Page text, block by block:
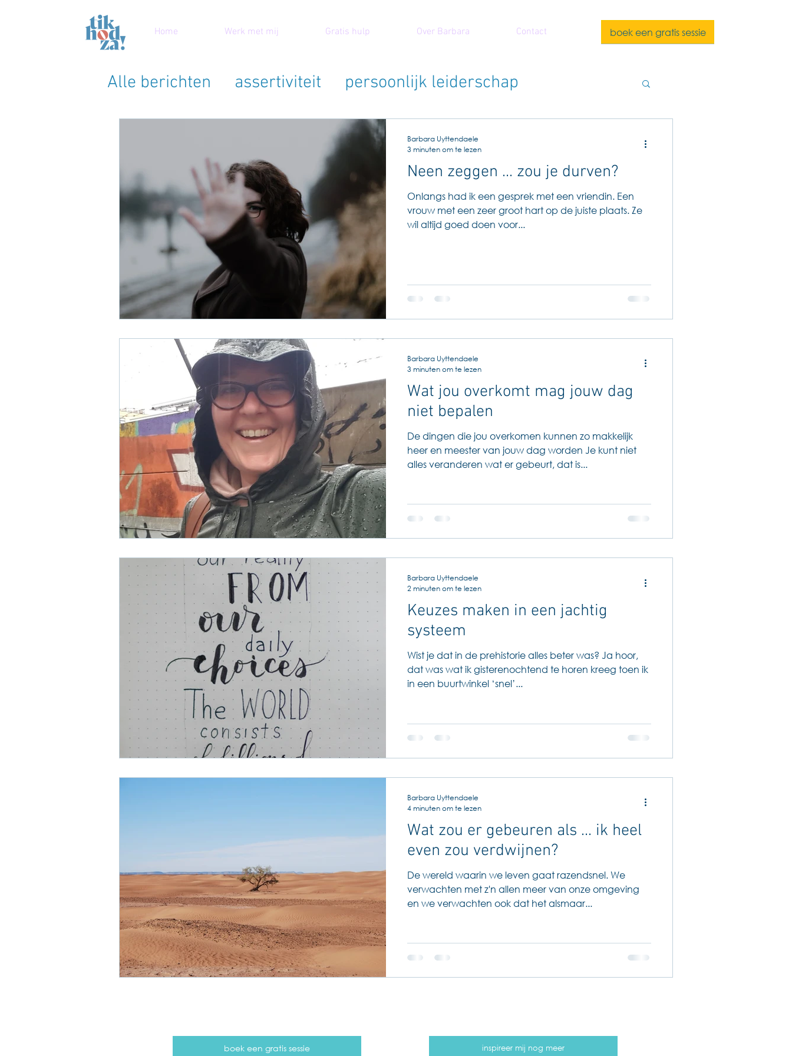
Home Werk met mij Gratis hulp Over Barbara Contact boek een gratis sessie
Alle berichten assertiviteit persoonlijk leiderschap
Neen zeggen ... zou je durven?
Onlangs had ik een gesprek met een vriendin. Een
vrouw met een zeer groot hart op de juiste plaats. Ze
wil altijd goed doen voor...
Barbara Uyttendaele
3 minuten om te lezen
Wat jou overkomt mag jouw dag
niet bepalen
De dingen die jou overkomen kunnen zo makkelijk
heer en meester van jouw dag worden Je kunt niet
alles veranderen wat er gebeurt, dat is...
Barbara Uyttendaele
3 minuten om te lezen
Keuzes maken in een jachtig
systeem
Wist je dat in de prehistorie alles beter was? Ja hoor,
dat was wat ik gisterenochtend te horen kreeg toen ik
in een buurtwinkel ‘snel’...
Barbara Uyttendaele
2 minuten om te lezen
Wat zou er gebeuren als ... ik heel
even zou verdwijnen?
De wereld waarin we leven gaat razendsnel. We
verwachten met z'n allen meer van onze omgeving
en we verwachten ook dat het alsmaar...
Barbara Uyttendaele
4 minuten om te lezen
boek een gratis sessie inspireer mij nog meer